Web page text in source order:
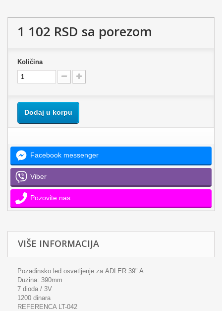
1 102 RSD sa porezom
Količina
Dodaj u korpu
Facebook messenger
Viber
Pozovite nas
VIŠE INFORMACIJA
Pozadinsko led osvetljenje za ADLER 39" A
Duzina: 390mm
7 dioda / 3V
1200 dinara
REFERENCA LT-042